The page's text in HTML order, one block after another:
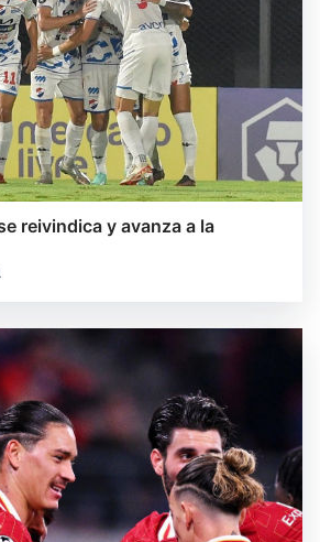
reivindica y avanza a la